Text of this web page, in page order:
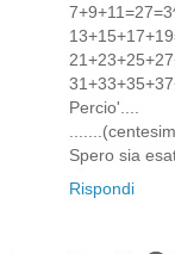
Percio'....
Spero sia
Rispondi